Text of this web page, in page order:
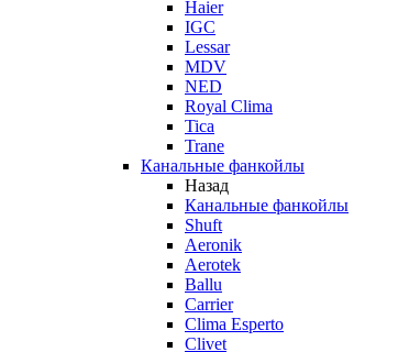
Haier
IGC
Lessar
MDV
NED
Royal Clima
Tica
Trane
Канальные фанкойлы
Назад
Канальные фанкойлы
Shuft
Aeronik
Aerotek
Ballu
Carrier
Clima Esperto
Clivet